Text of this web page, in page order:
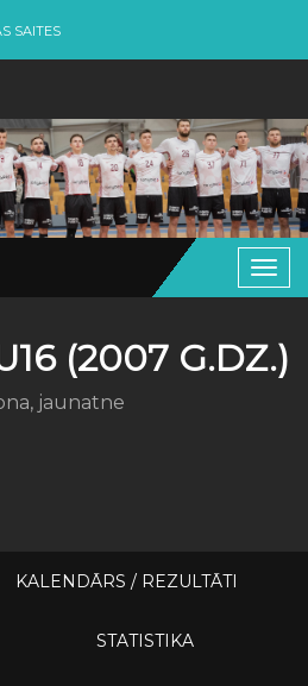
SAITES
(2007 G.DZ.)
jaunatne
KALENDĀRS / REZULTĀTI
STATISTIKA